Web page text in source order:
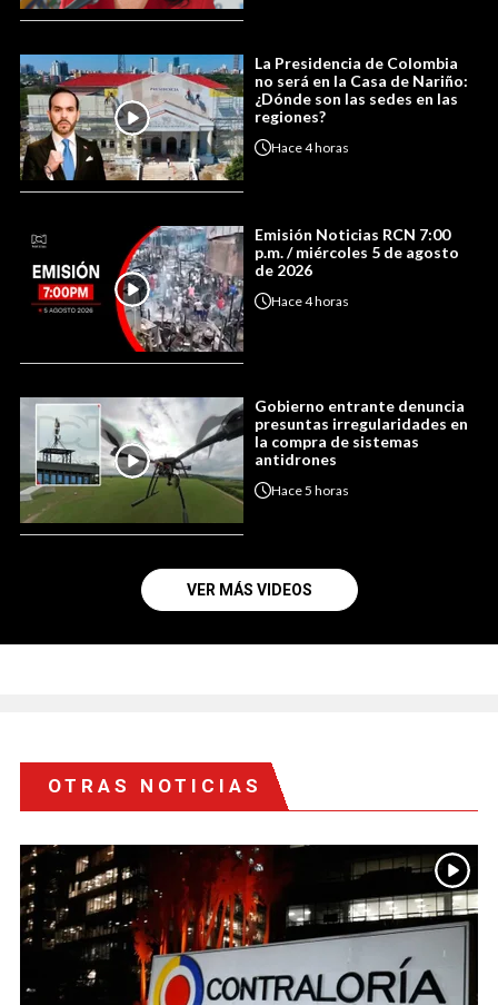
La Presidencia de Colombia
no será en la Casa de Nariño:
¿Dónde son las sedes en las
regiones?
Hace4 horas
Emisión Noticias RCN 7:00
p.m. / miércoles 5 de agosto
de 2026
Hace4 horas
Gobierno entrante denuncia
presuntas irregularidades en
la compra de sistemas
antidrones
Hace5 horas
VER MÁS VIDEOS
OTRAS NOTICIAS